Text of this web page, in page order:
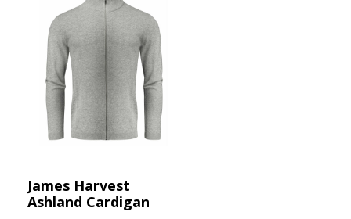
James Harvest
Ashland Cardigan